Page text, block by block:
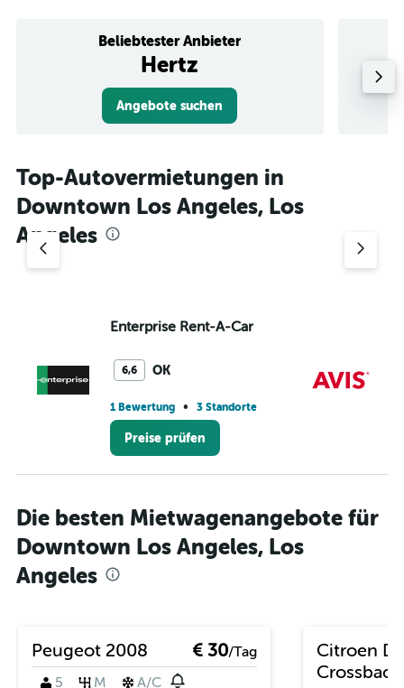
Beliebtester Anbieter
Hertz
Angebote suchen
Top-Autovermietungen in
Downtown Los Angeles, Los
Angeles
Enterprise Rent-A-Car
6,6 OK
1 Bewertung • 3 Standorte
Preise prüfen
Die besten Mietwagenangebote für
Downtown Los Angeles, Los
Angeles
Peugeot 2008 € 30/Tag
5
M A/C
Citroen
Crossback